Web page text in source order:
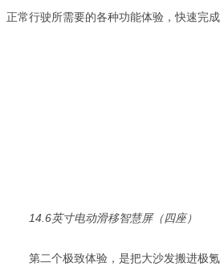
正常行驶所需要的各种功能体验，快速完
14.6英寸电动滑移智慧屏（四座）
第二个极致体验，是把大沙发搬进极氪